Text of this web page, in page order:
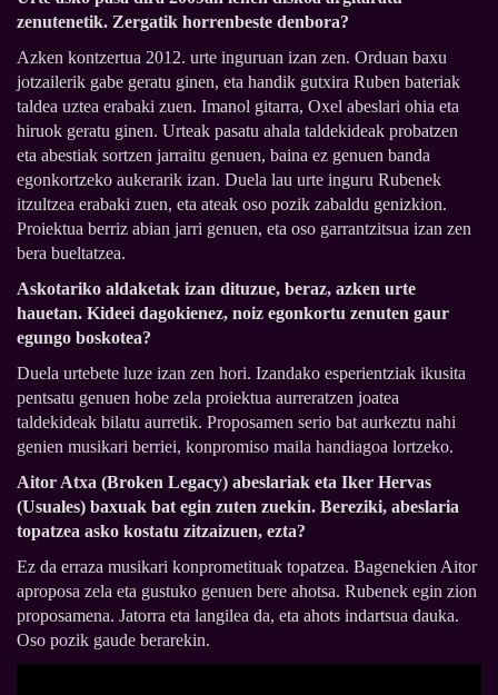
zenutenetik. Zergatik horrenbeste denbora?
Azken kontzertua 2012. urte inguruan izan zen. Orduan baxu
jotzailerik gabe geratu ginen, eta handik gutxira Ruben bateriak
taldea uztea erabaki zuen. Imanol gitarra, Oxel abeslari ohia eta
hiruok geratu ginen. Urteak pasatu ahala taldekideak probatzen
eta abestiak sortzen jarraitu genuen, baina ez genuen banda
egonkortzeko aukerarik izan. Duela lau urte inguru Rubenek
itzultzea erabaki zuen, eta ateak oso pozik zabaldu genizkion.
Proiektua berriz abian jarri genuen, eta oso garrantzitsua izan zen
bera bueltatzea.
Askotariko aldaketak izan dituzue, beraz, azken urte
hauetan. Kideei dagokienez, noiz egonkortu zenuten gaur
egungo boskotea?
Duela urtebete luze izan zen hori. Izandako esperientziak ikusita
pentsatu genuen hobe zela proiektua aurreratzen joatea
taldekideak bilatu aurretik. Proposamen serio bat aurkeztu nahi
genien musikari berriei, konpromiso maila handiagoa lortzeko.
Aitor Atxa (Broken Legacy) abeslariak eta Iker Hervas
(Usuales) baxuak bat egin zuten zuekin. Bereziki, abeslaria
topatzea asko kostatu zitzaizuen, ezta?
Ez da erraza musikari konprometituak topatzea. Bagenekien Aitor
aproposa zela eta gustuko genuen bere ahotsa. Rubenek egin zion
proposamena. Jatorra eta langilea da, eta ahots indartsua dauka.
Oso pozik gaude berarekin.